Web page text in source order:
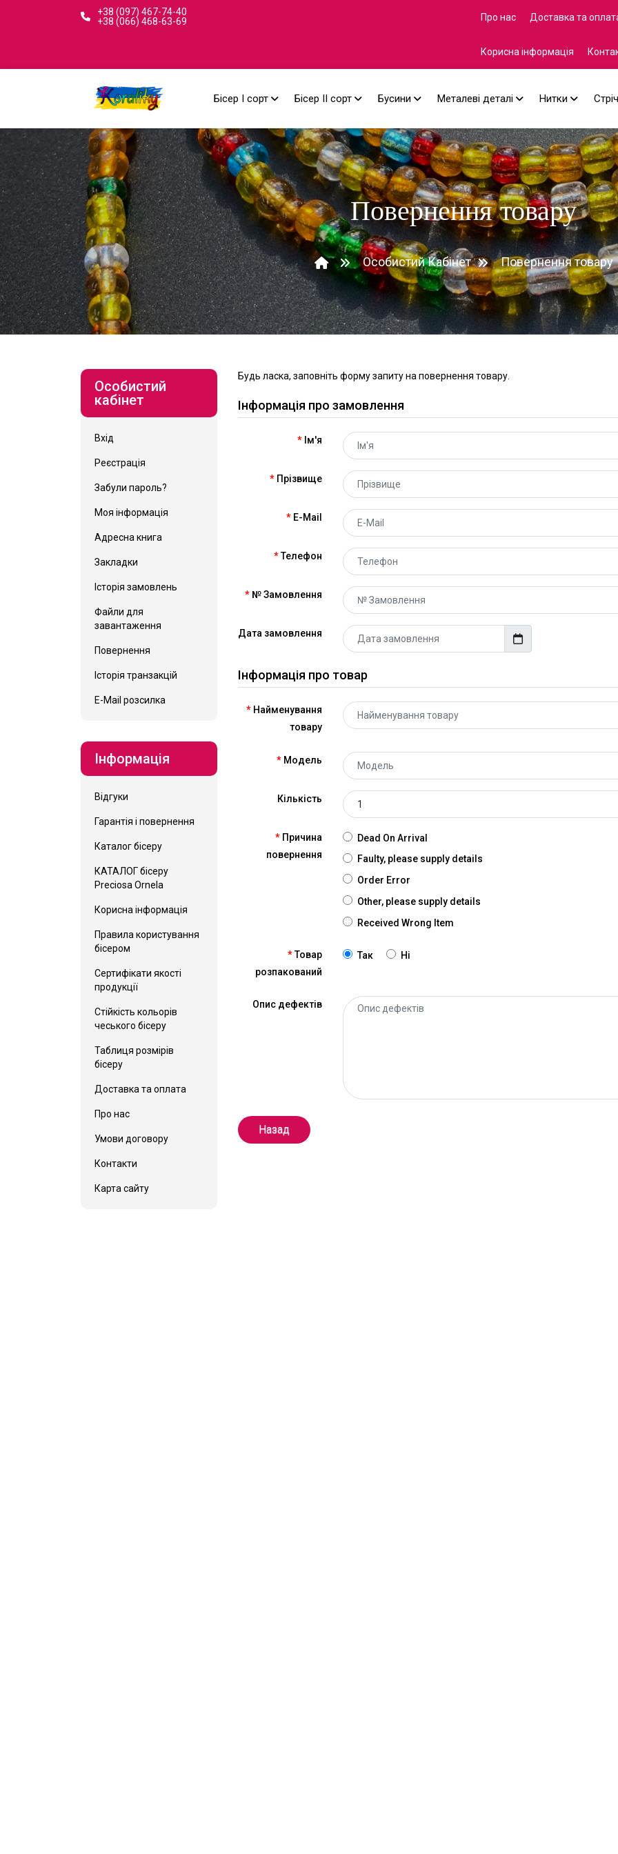
+38 (097) 467-74-40
+38 (066) 468-63-69
Про нас Доставка та
Корисна інформація
Бісер I сорт Бісер II сорт Бусини Металеві деталі Нитки
Повернення товару
Особистий Кабінет Повернення товару
Особистий
кабінет
Вхід
Реєстрація
Забули пароль?
Моя інформація
Адресна книга
Закладки
Історія замовлень
Файли для
завантаження
Повернення
Історія транзакцій
E-Mail розсилка
Інформація
Відгуки
Гарантія і повернення
Каталог бісеру
КАТАЛОГ бісеру
Preciosa Ornela
Корисна інформація
Правила користування
бісером
Сертифікати якості
продукції
Стійкість кольорів
чеського бісеру
Таблиця розмірів
бісеру
Доставка та оплата
Про нас
Умови договору
Контакти
Карта сайту
Будь ласка, заповніть форму запиту на повернення товару.
Інформація про замовлення
Ім'я
Прізвище
E-Mail
Телефон
№ Замовлення
Дата замовлення
Інформація про товар
Найменування
товару
Модель
Кількість
Причина
повернення
Dead On Arrival
Faulty, please supply details
Order Error
Other, please supply details
Received Wrong Item
Товар
розпакований
Так Ні
Опис дефектів
Назад